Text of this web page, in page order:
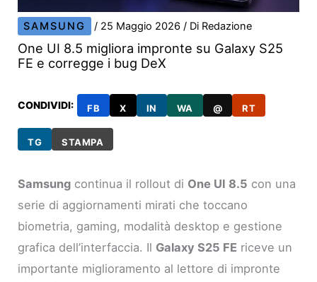
SAMSUNG / 25 Maggio 2026/ Di Redazione
One UI 8.5 migliora impronte su Galaxy S25
FE e corregge i bug DeX
CONDIVIDI: FB X IN WA @ RT
TG STAMPA
Samsung continua il rollout di One UI 8.5 con una
serie di aggiornamenti mirati che toccano
biometria, gaming, modalità desktop e gestione
grafica dell’interfaccia. Il Galaxy S25 FE riceve un
importante miglioramento al lettore di impronte